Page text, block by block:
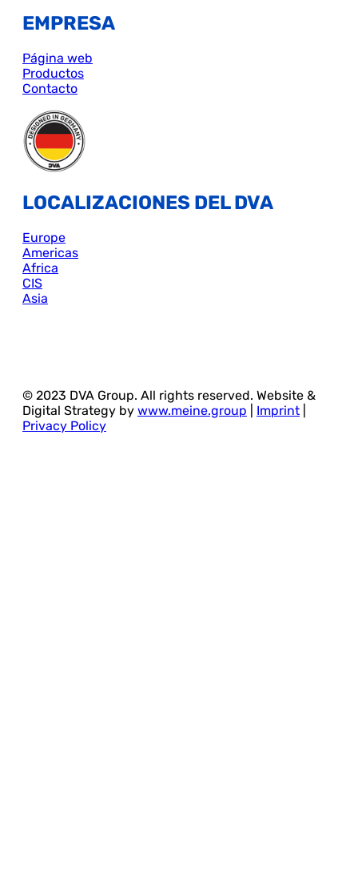
EMPRESA
Página web
Productos
Contacto
LOCALIZACIONES DEL DVA
Europe
Americas
Africa
CIS
Asia
© 2023 DVA Group. All rights reserved. Website &
Digital Strategy by www.meine.group Imprint
Privacy Policy